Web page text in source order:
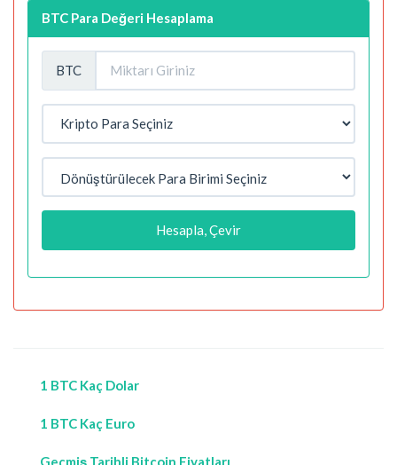
BTC Para Değeri Hesaplama
BTC
Hesapla, Çevir
1 BTC Kaç Dolar
1 BTC Kaç Euro
Geçmiş Tarihli Bitcoin Fiyatları